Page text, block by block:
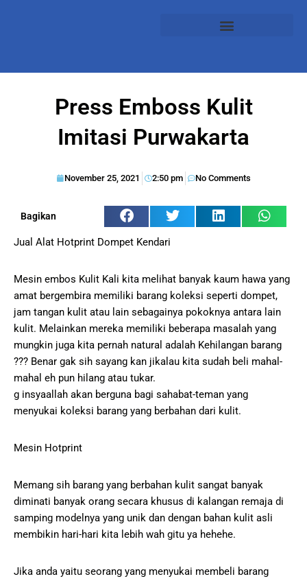
Press Emboss Kulit
Imitasi Purwakarta
November 25, 2021 2:50 pm No Comments
Bagikan
Jual Alat Hotprint Dompet Kendari
Mesin embos Kulit Kali kita melihat banyak kaum hawa yang
amat bergembira memiliki barang koleksi seperti dompet,
jam tangan kulit atau lain sebagainya pokoknya antara lain
kulit. Melainkan mereka memiliki beberapa masalah yang
mungkin juga kita pernah natural adalah Kehilangan barang
??? Benar gak sih sayang kan jikalau kita sudah beli mahal-
mahal eh pun hilang atau tukar.
g insyaallah akan berguna bagi sahabat-teman yang
menyukai koleksi barang yang berbahan dari kulit.
Mesin Hotprint
Memang sih barang yang berbahan kulit sangat banyak
diminati banyak orang secara khusus di kalangan remaja di
samping modelnya yang unik dan dengan bahan kulit asli
membikin hari-hari kita lebih wah gitu ya hehehe.
Jika anda yaitu seorang yang menyukai membeli barang